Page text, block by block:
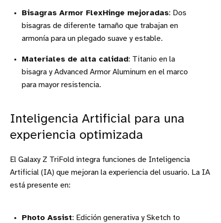
Bisagras Armor FlexHinge mejoradas: Dos
bisagras de diferente tamaño que trabajan en
armonía para un plegado suave y estable.
Materiales de alta calidad: Titanio en la
bisagra y Advanced Armor Aluminum en el marco
para mayor resistencia.
Inteligencia Artificial para una
experiencia optimizada
El Galaxy Z TriFold integra funciones de Inteligencia
Artificial (IA) que mejoran la experiencia del usuario. La IA
está presente en:
Photo Assist: Edición generativa y Sketch to